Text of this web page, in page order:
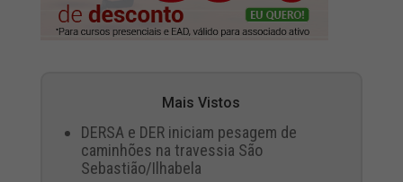
Mais Vistos
DERSA e DER iniciam pesagem de
caminhões na travessia São
Sebastião/Ilhabela